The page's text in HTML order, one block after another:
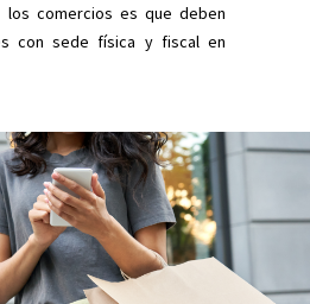
los comercios es que deben
con sede física y fiscal en